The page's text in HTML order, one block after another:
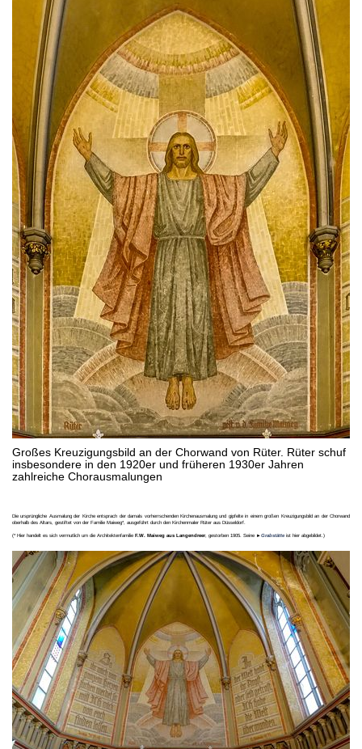
Großes Kreuzigungsbild an der Chorwand von Rüter. Rüter schuf
insbesondere in den 1920er und früheren 1930er Jahren
zahlreiche Chorausmalungen
Die ursprüngliche Ausmalung der Kirche entsprach der damals vorherrschenden Kirchenausmalung und gipfelte in einem großen Kreuzigungsbild an der Chorwand
oberhalb des Altars, gestiftet von der Familie Maiweg*, ausgeführt durch den Kirchenmaler Rüter aus Düsseldorf.
(* Hier handelt es sich vermutlich um die Architektenfamilie F.W. Maiweg aus Langendreer, gestorben 1905. Seine ►Grabstätte ist hier abgebildet.)